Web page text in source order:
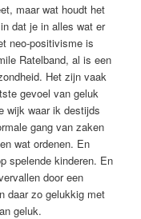
maar wat houdt het
dat je in alles wat er
neo-positivisme is
Ratelband, al is een
Het zijn vaak
gevoel van geluk
wijk waar ik destijds
gang van zaken
wat ordenen. En
spelende kinderen. En
door een
daar zo gelukkig met
geluk.